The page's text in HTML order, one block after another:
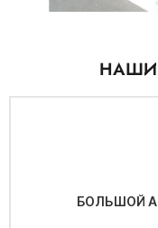
НАШИ
БОЛЬШОЙ